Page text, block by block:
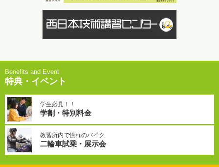
特典・イベント
学生必見！！
学割・特別料金
教習所内で憧れのバイク
二輪車試乗・展示会